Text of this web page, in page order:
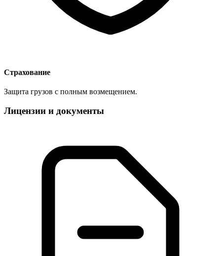
Страхование
Защита грузов с полным возмещением.
Лицензии и документы